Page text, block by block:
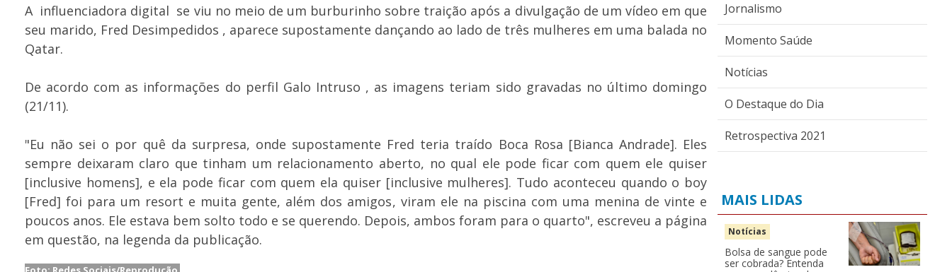
A influenciadora digital se viu no meio de um burburinho sobre traição após a divulgação de um vídeo em que
seu marido, Fred Desimpedidos , aparece supostamente dançando ao lado de três mulheres em uma balada no
Qatar.
De acordo com as informações do perfil Galo Intruso , as imagens teriam sido gravadas no último domingo
(21/11).
"Eu não sei o por quê da surpresa, onde supostamente Fred teria traído Boca Rosa [Bianca Andrade]. Eles
sempre deixaram claro que tinham um relacionamento aberto, no qual ele pode ficar com quem ele quiser
[inclusive homens], e ela pode ficar com quem ela quiser [inclusive mulheres]. Tudo aconteceu quando o boy
[Fred] foi para um resort e muita gente, além dos amigos, viram ele na piscina com uma menina de vinte e
poucos anos. Ele estava bem solto todo e se querendo. Depois, ambos foram para o quarto", escreveu a página
em questão, na legenda da publicação.
Jornalismo
Momento Saúde
Notícias
O Destaque do Dia
Retrospectiva 2021
MAIS LIDAS
Notícias
Bolsa de sangue pode
ser cobrada? Entenda